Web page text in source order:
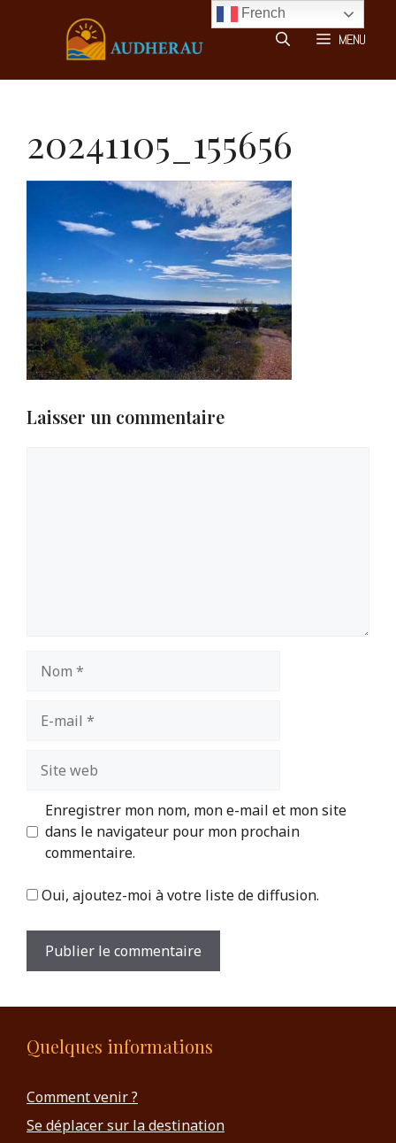
MENU
20241105_155656
Laisser un commentaire
mail
web
Enregistrer mon nom, mon e-mail et mon site
dans le navigateur pour mon prochain
commentaire.
Oui, ajoutez-moi à votre liste de diffusion.
Quelques informations
Comment venir ?
Se déplacer sur la destination
French